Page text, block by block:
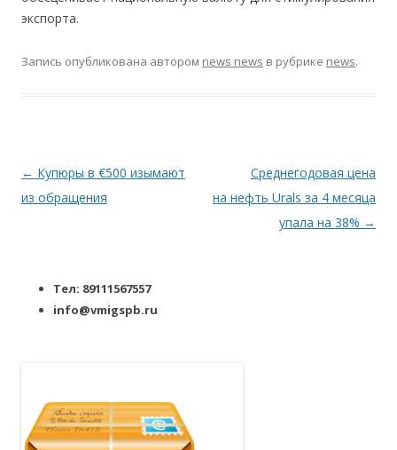
экспорта.
Запись опубликована автором news news в рубрике news.
Навигация по записям
← Купюры в €500 изымают
из обращения
Среднегодовая цена
на нефть Urals за 4 месяца
упала на 38% →
Тел: 89111567557
info@vmigspb.ru